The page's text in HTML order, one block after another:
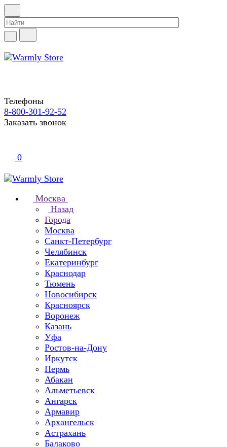
Телефоны
8-800-301-92-52
Заказать звонок
0
Москва
Назад
Города
Москва
Санкт-Петербург
Челябинск
Екатеринбург
Краснодар
Тюмень
Новосибирск
Красноярск
Воронеж
Казань
Уфа
Ростов-на-Дону
Иркутск
Пермь
Абакан
Альметьевск
Ангарск
Армавир
Архангельск
Астрахань
Балаково